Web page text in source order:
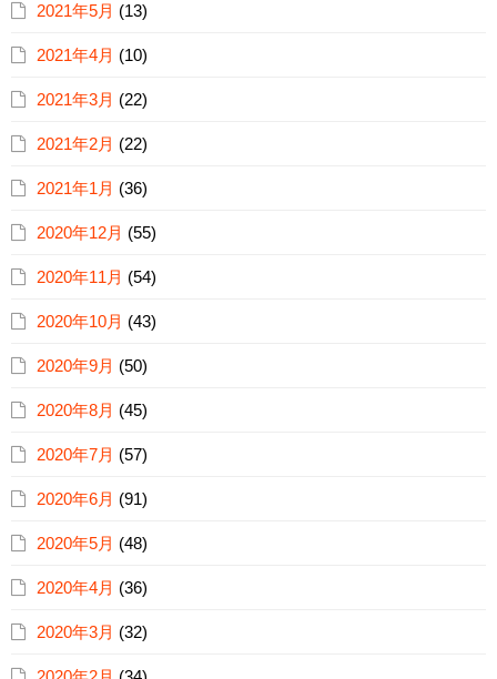
2021年5月 (13)
2021年4月 (10)
2021年3月 (22)
2021年2月 (22)
2021年1月 (36)
2020年12月 (55)
2020年11月 (54)
2020年10月 (43)
2020年9月 (50)
2020年8月 (45)
2020年7月 (57)
2020年6月 (91)
2020年5月 (48)
2020年4月 (36)
2020年3月 (32)